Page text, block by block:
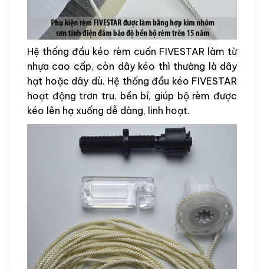
Hệ thống đầu kéo rèm cuốn FIVESTAR làm từ
nhựa cao cấp, còn dây kéo thì thường là dây
hạt hoặc dây dù. Hệ thống đầu kéo FIVESTAR
hoạt động trơn tru, bền bỉ, giúp bộ rèm được
kéo lên hạ xuống dễ dàng, linh hoạt.